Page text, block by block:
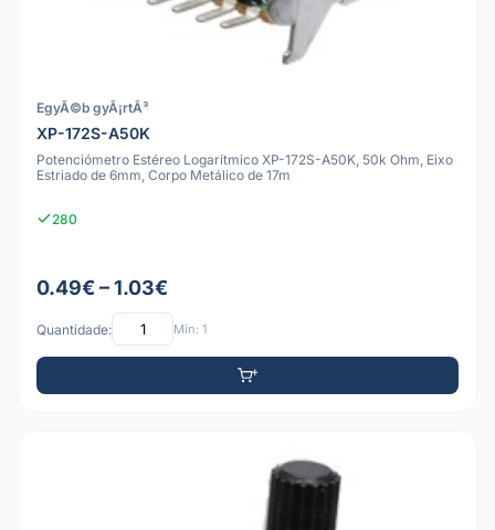
EgyÃ©b gyÃ¡rtÃ³
XP-172S-A50K
Potenciómetro Estéreo Logarítmico XP-172S-A50K, 50k Ohm, Eixo
Estriado de 6mm, Corpo Metálico de 17m
280
0.49€ – 1.03€
Quantidade: Mín: 1